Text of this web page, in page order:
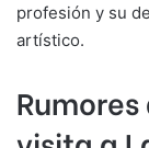
profesión y su
artístico.